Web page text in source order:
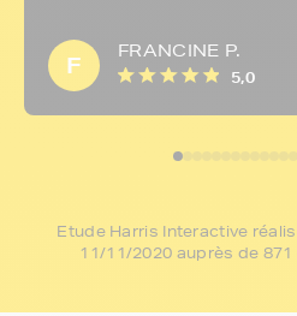
F
FRANCINE P.
5,0
Etude Harris Interactive
11/11/2020 auprès de